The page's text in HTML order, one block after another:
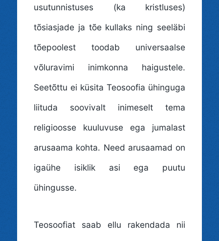
usutunnistuses (ka kristluses)
tõsiasjade ja tõe kullaks ning seeläbi
tõepoolest toodab universaalse
võluravimi inimkonna haigustele.
Seetõttu ei küsita Teosoofia ühinguga
liituda soovivalt inimeselt tema
religioosse kuuluvuse ega jumalast
arusaama kohta. Need arusaamad on
igaühe isiklik asi ega puutu
ühingusse.
Teosoofiat saab ellu rakendada nii